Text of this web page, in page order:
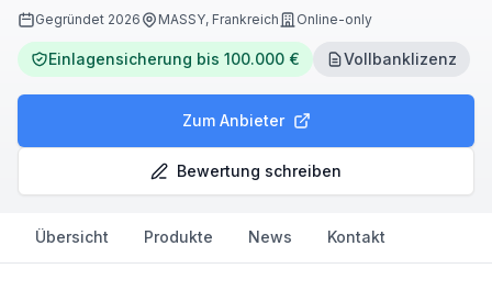
Gegründet 2026 MASSY, Frankreich Online-only
Einlagensicherung bis 100.000 € Vollbanklizenz
Zum Anbieter
Bewertung schreiben
Übersicht Produkte News Kontakt